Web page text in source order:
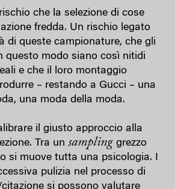
che la selezione di cose
fredda. Un rischio legato
di queste campionature, che gli
questo modo siano così nitidi
e che il loro montaggio
– restando a Gucci – una
una moda della moda.
il giusto approccio alla
Tra un samplinggrezzo
si muove tutta una psicologia. I
pulizia nel processo di
si possono valutare